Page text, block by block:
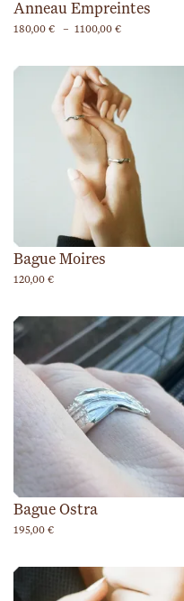
Anneau Empreintes
180,00 € – 1100,00 €
180,00 €
1100,00 €
Bague Moires
120,00 €
Bague Ostra
195,00 €